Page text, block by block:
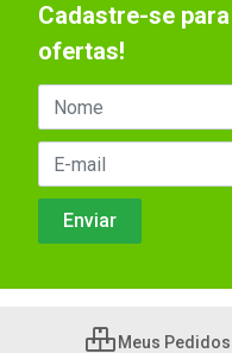
Cadastre-se
ofertas!
Meus Pedidos